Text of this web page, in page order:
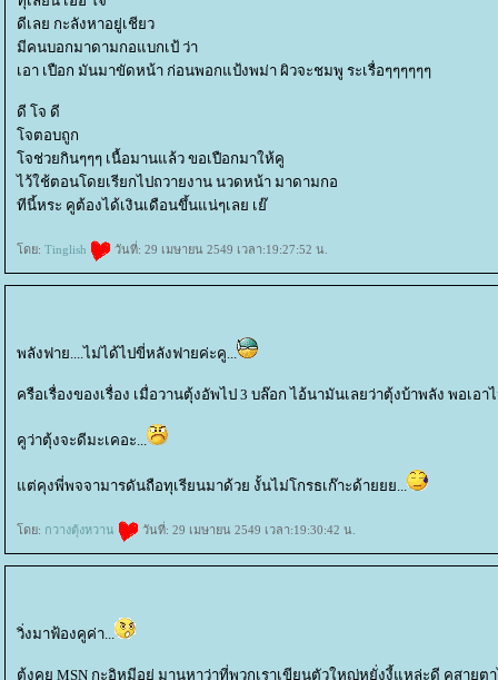
ดีเลย กะลังหาอยู่เชียว
มีคนบอกมาดามกอแบกเป้ ว่า
เอา เปือก มันมาขัดหน้า ก่อนพอกแป้งพม่า ผิวจะชมพู ระเรื่อๆๆๆๆๆๆ
ดี โจ ดี
จตอบถูก
จช่วยกินๆๆๆ เนื้อมานแล้ว ขอเปือกมาให้คู
ไว้ใช้ตอนโดยเรียกไปถวายงาน นวดหน้า มาดามกอ
ทีนี้หระ คูต้องได้เงินเดือนขึ้นแน่ๆเลย เย๊
ดย: Tinglish วันที่: 29 เมษายน 2549 เวลา:19:27:52 น.
พลังฟาย....ไม่ได้ไปขี่หลังฟายค่ะคู...
ครือเรื่องของเรื่อง เมื่อวานตุ้งอัพไป 3 บล๊อก ไอ้นามันเลยว่าตุ้งบ้าพลัง พอเอ
คูว่าตุ้งจะดีมะเคอะ...
ต่คุงพี่พจจามารดันถือทุเรียนมาด้วย งั้นไม่โกรธเก๊าะด้ายยย...
ดย: กวางตุ้งหวาน วันที่: 29 เมษายน 2549 เวลา:19:30:42 น.
วิ่งมาฟ้องคูค่า...
ตุ้งคุย MSN กะอิหมีอยู่ มานหาว่าที่พวกเราเขียนตัวใหญ่หยั่งงี้แหล่ะดี คูสายต